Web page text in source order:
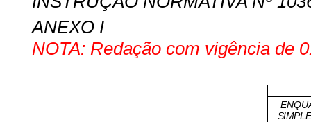
ANEXO I
NOTA: Redação com vigência de